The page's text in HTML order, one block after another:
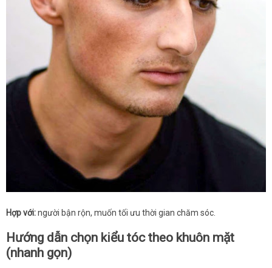
Hợp với:người bận rộn, muốn tối ưu thời gian chăm sóc.
Hướng dẫn chọn kiểu tóc theo khuôn mặt
(nhanh gọn)